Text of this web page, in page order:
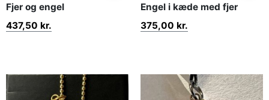
Fjer og engel
437,50 kr.
Engel i kæde med fjer
375,00 kr.